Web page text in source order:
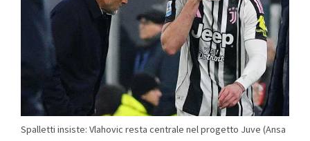
Spalletti insiste: Vlahovic resta centrale nel progetto Juve (Ansa